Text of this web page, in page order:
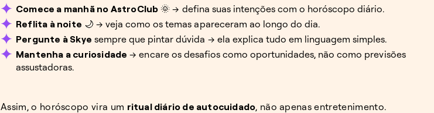
Comece a manhã no AstroClub 🌞 → defina suas intenções com o horóscopo diário.
Reflita à noite 🌙 → veja como os temas apareceram ao longo do dia.
Pergunte à Skye sempre que pintar dúvida → ela explica tudo em linguagem simples.
Mantenha a curiosidade → encare os desafios como oportunidades, não como previsões
assustadoras.
Assim, o horóscopo vira um ritual diário de autocuidado, não apenas entretenimento.